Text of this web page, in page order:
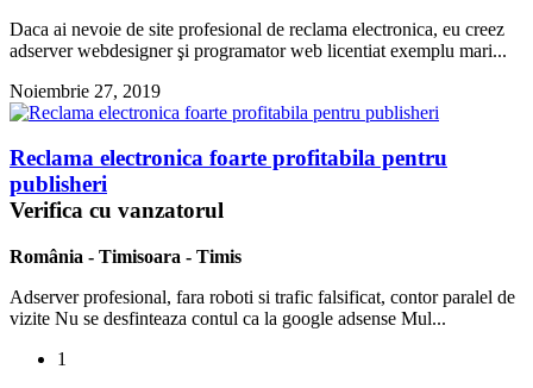
Daca ai nevoie de site profesional de reclama electronica, eu creez
adserver webdesigner şi programator web licentiat exemplu mari...
Noiembrie 27, 2019
Reclama electronica foarte profitabila pentru
publisheri
Verifica cu vanzatorul
România - Timisoara - Timis
Adserver profesional, fara roboti si trafic falsificat, contor paralel de
vizite Nu se desfinteaza contul ca la google adsense Mul...
1